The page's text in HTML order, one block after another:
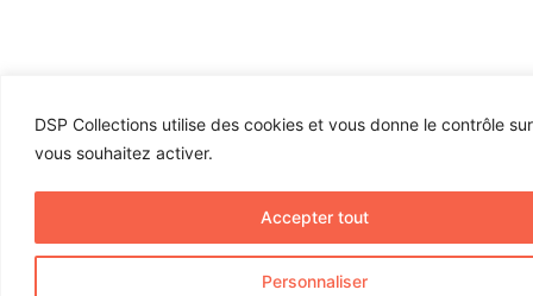
DSP Collections utilise des cookies et vous donne le contrôle
vous souhaitez activer.
Personnaliser
Accepter tout